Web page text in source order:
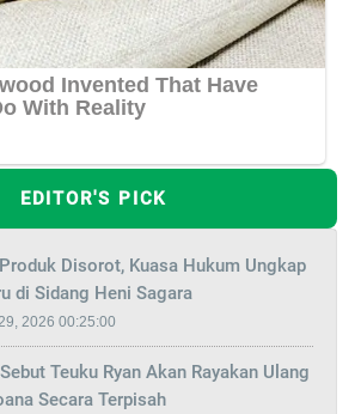
EDITOR'S PICK
Disorot, Kuasa Hukum Ungkap
di Sidang Heni Sagara
2026 00:25:00
Teuku Ryan Akan Rayakan Ulang
Secara Terpisah